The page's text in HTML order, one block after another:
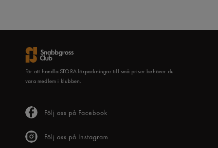
För att handla STORA förpackningar till små priser behöver du
vara medlem i klubben.
Följ oss på Facebook
Följ oss på Instagram